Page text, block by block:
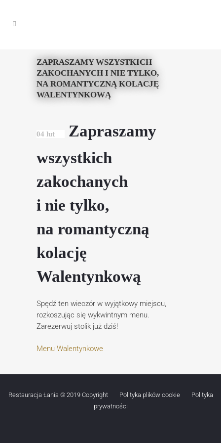
ZAPRASZAMY WSZYSTKICH
ZAKOCHANYCH I NIE TYLKO,
NA ROMANTYCZNĄ KOLACJĘ
WALENTYNKOWĄ
04 lut
Zapraszamy
wszystkich
zakochanych
i nie tylko,
na romantyczną
kolację
Walentynkową
Spędź ten wieczór w wyjątkowy miejscu,
rozkoszując się wykwintnym menu.
Zarezerwuj stolik już dziś!
Menu Walentynkowe
Restauracja Łania © 2019 Copyright Polityka plików cookie
Polityka
prywatności